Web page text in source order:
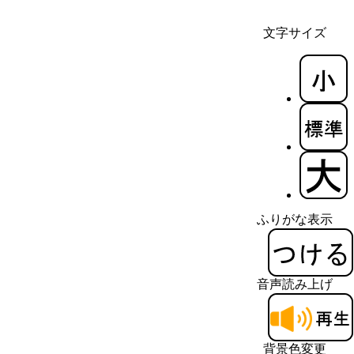
文字サイズ
ふりがな表示
音声読み上げ
背景色変更